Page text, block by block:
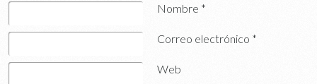
Nombre *
Correo electrónico *
Web